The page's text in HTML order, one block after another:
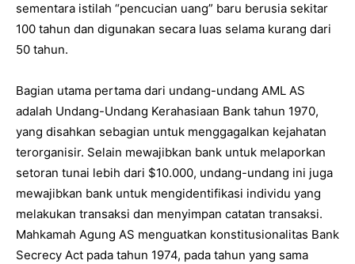
sementara istilah “pencucian uang” baru berusia sekitar
100 tahun dan digunakan secara luas selama kurang dari
50 tahun.
Bagian utama pertama dari undang-undang AML AS
adalah Undang-Undang Kerahasiaan Bank tahun 1970,
yang disahkan sebagian untuk menggagalkan kejahatan
terorganisir. Selain mewajibkan bank untuk melaporkan
setoran tunai lebih dari $10.000, undang-undang ini juga
mewajibkan bank untuk mengidentifikasi individu yang
melakukan transaksi dan menyimpan catatan transaksi.
Mahkamah Agung AS menguatkan konstitusionalitas Bank
Secrecy Act pada tahun 1974, pada tahun yang sama